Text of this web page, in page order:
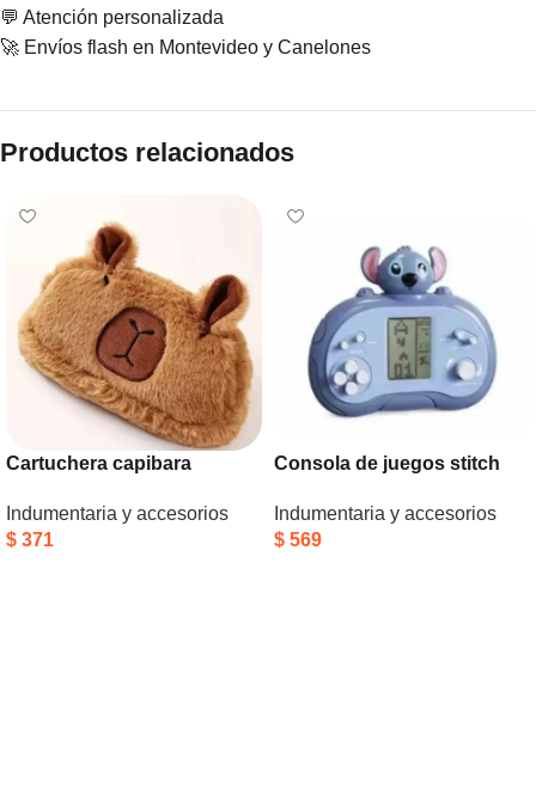
💬 Atención personalizada
🚀 Envíos flash en Montevideo y Canelones
Productos relacionados
Cartuchera capibara
Indumentaria y accesorios
$ 371
Consola de juegos stitch
Indumentaria y accesorios
$ 569